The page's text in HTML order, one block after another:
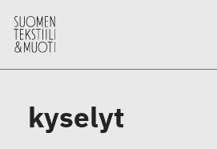
kyselyt